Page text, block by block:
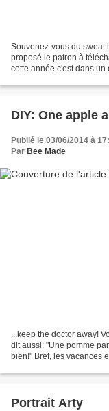
Souvenez-vous du sweat
proposé le patron à
cette année c'est dans un
DIY: One apple
Publié le 03/06/2014 à
Par Bee Made
...keep the doctor away!
dit aussi: "Une pomme
bien!" Bref, les vacances
Portrait Arty